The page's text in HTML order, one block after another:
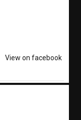
View on facebook